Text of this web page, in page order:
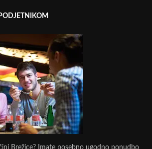
Brežice? Imate posebno ugodno ponudbo